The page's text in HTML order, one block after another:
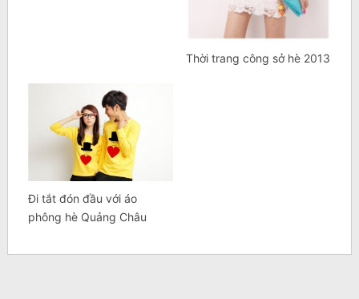
Thời trang công sở hè 2013
Đi tắt đón đầu với áo
phông hè Quảng Châu